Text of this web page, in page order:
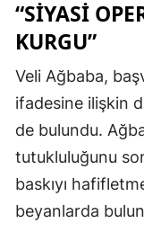
“SIYASI
KURGU”
Veli Ağbaba,
ifadesine ilişkin
de bulundu.
tutukluluğunu
baskıyı
beyanlarda